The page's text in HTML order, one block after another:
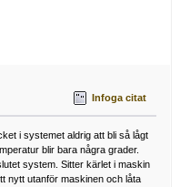
Infoga citat
i systemet aldrig att bli så lågt
blir bara några grader.
system. Sitter kärlet i maskin
nytt utanför maskinen och låta